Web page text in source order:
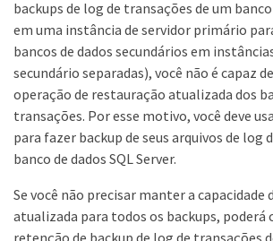
backups de log de transações de um
em uma instância de servidor primário
bancos de dados secundários em
secundário separadas), você não é capaz
operação de restauração atualizada dos
transações. Por esse motivo, você deve
para fazer backup de seus arquivos de log
banco de dados SQL Server.
Se você não precisar manter a capacidade
atualizada para todos os backups, poderá
retenção de backup de log de transações